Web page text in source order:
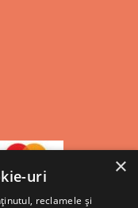
×
uri
reclamele și